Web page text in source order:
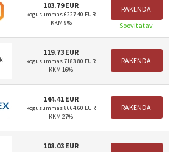
103.79 EUR
kogusummas 6227.40 EUR
KKM 9%
RAKENDA
Soovitatav
119.73 EUR
kogusummas 7183.80 EUR
KKM 16%
RAKENDA
144.41 EUR
kogusummas 8664.60 EUR
KKM 27%
RAKENDA
108.03 EUR